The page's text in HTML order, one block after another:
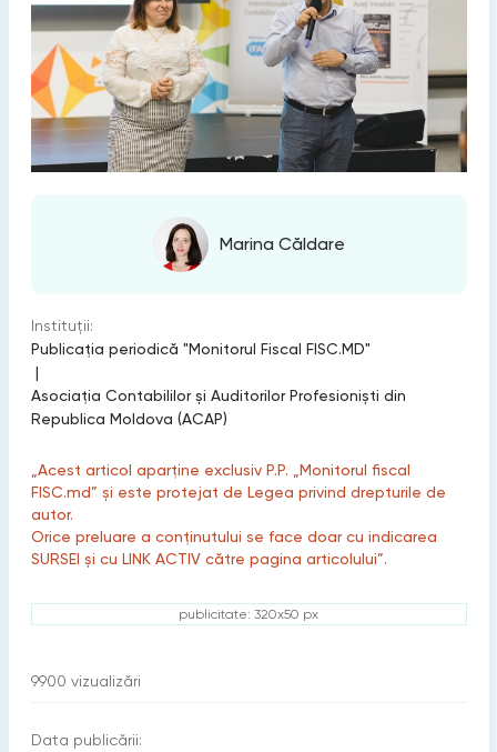
Marina Căldare
Instituții:
Publicaţia periodică "Monitorul Fiscal FISC.MD"
|
Asociaţia Contabililor şi Auditorilor Profesionişti din
Republica Moldova (ACAP)
„Acest articol aparține exclusiv P.P. „Monitorul fiscal
FISC.md” și este protejat de Legea privind drepturile de
autor.
Orice preluare a conținutului se face doar cu indicarea
SURSEI și cu LINK ACTIV către pagina articolului”.
publicitate: 320x50 px
9900 vizualizări
Data publicării: